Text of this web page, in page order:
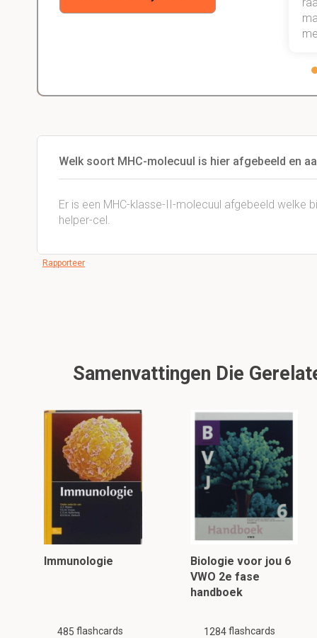
Welk soort MHC-molecuul is hier afgebeeld en
Er is een MHC-klasse-II-molecuul afgebeeld welke
helper-cel.
Rapporteer
Samenvattingen Die
Immunologie
485 flashcards
Biologie voor jou 6
VWO 2e fase
handboek
1284 flashcards